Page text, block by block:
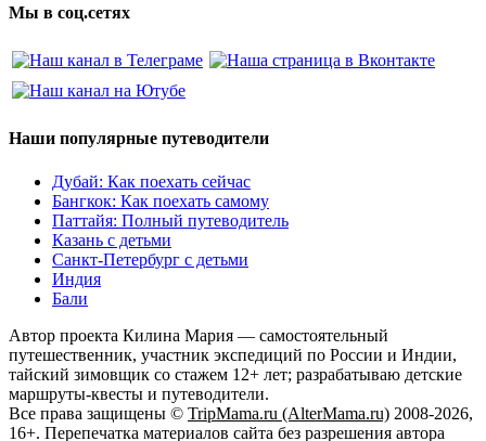
Мы в соц.сетях
Наши популярные путеводители
Дубай: Как поехать сейчас
Бангкок: Как поехать самому
Паттайя: Полный путеводитель
Казань с детьми
Санкт-Петербург с детьми
Индия
Бали
Автор проекта Килина Мария — самостоятельный
путешественник, участник экспедиций по России и Индии,
тайский зимовщик со стажем 12+ лет; разрабатываю детские
маршруты-квесты и путеводители.
Все права защищены © TripMama.ru (AlterMama.ru) 2008-2026,
16+. Перепечатка материалов сайта без разрешения автора